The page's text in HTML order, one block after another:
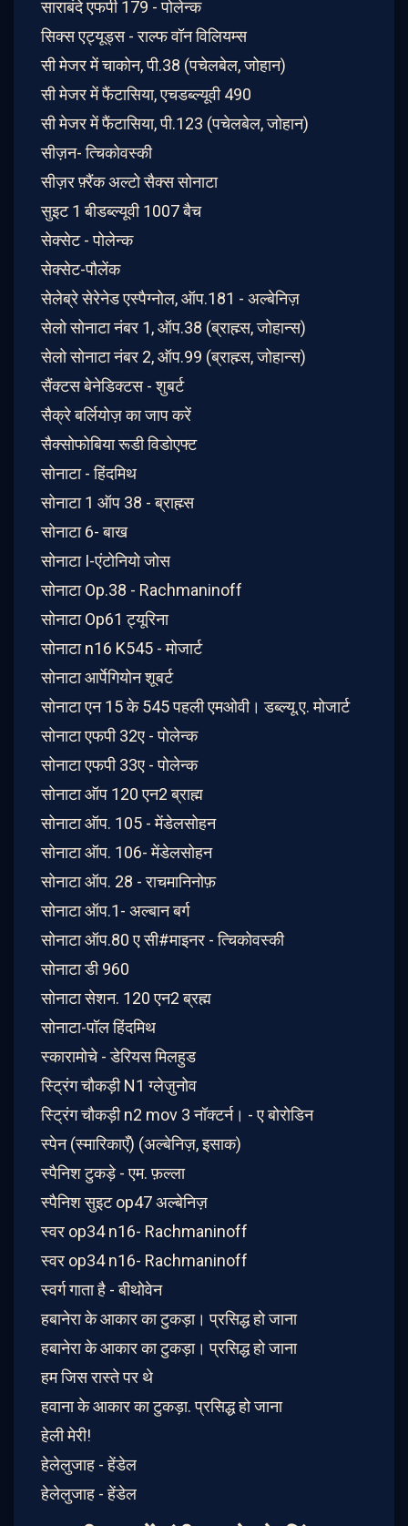
साराबंदे एफपी 179 - पोलेन्क
सिक्स एट्यूड्स - राल्फ वॉन विलियम्स
सी मेजर में चाकोन, पी.38 (पचेलबेल, जोहान)
सी मेजर में फैंटासिया, एचडब्ल्यूवी 490
सी मेजर में फैंटासिया, पी.123 (पचेलबेल, जोहान)
सीज़न- त्चिकोवस्की
सीज़र फ़्रैंक अल्टो सैक्स सोनाटा
सुइट 1 बीडब्ल्यूवी 1007 बैच
सेक्सेट - पोलेन्क
सेक्सेट-पौलेंक
सेलेब्रे सेरेनेड एस्पैग्नोल, ऑप.181 - अल्बेनिज़
सेलो सोनाटा नंबर 1, ऑप.38 (ब्राह्म्स, जोहान्स)
सेलो सोनाटा नंबर 2, ऑप.99 (ब्राह्म्स, जोहान्स)
सैंक्टस बेनेडिक्टस - शुबर्ट
सैक्रे बर्लियोज़ का जाप करें
सैक्सोफोबिया रूडी विडोएफ्ट
सोनाटा - हिंदमिथ
सोनाटा 1 ऑप 38 - ब्राह्म्स
सोनाटा 6- बाख
सोनाटा I-एंटोनियो जोस
सोनाटा Op.38 - Rachmaninoff
सोनाटा Op61 ट्यूरिना
सोनाटा n16 K545 - मोजार्ट
सोनाटा आर्पेगियोन शूबर्ट
सोनाटा एन 15 के 545 पहली एमओवी। डब्ल्यू.ए. मोजार्ट
सोनाटा एफपी 32ए - पोलेन्क
सोनाटा एफपी 33ए - पोलेन्क
सोनाटा ऑप 120 एन2 ब्राह्म
सोनाटा ऑप. 105 - मेंडेलसोहन
सोनाटा ऑप. 106- मेंडेलसोहन
सोनाटा ऑप. 28 - राचमानिनोफ़
सोनाटा ऑप.1- अल्बान बर्ग
सोनाटा ऑप.80 ए सी#माइनर - त्चिकोवस्की
सोनाटा डी 960
सोनाटा सेशन. 120 एन2 ब्रह्म
सोनाटा-पॉल हिंदमिथ
स्कारामोचे - डेरियस मिलहुड
स्ट्रिंग चौकड़ी N1 ग्लेज़ुनोव
स्ट्रिंग चौकड़ी n2 mov 3 नॉक्टर्न। - ए बोरोडिन
स्पेन (स्मारिकाएँ) (अल्बेनिज़, इसाक)
स्पैनिश टुकड़े - एम. ​​फ़ल्ला
स्पैनिश सुइट op47 अल्बेनिज़
स्वर op34 n16- Rachmaninoff
स्वर op34 n16- Rachmaninoff
स्वर्ग गाता है - बीथोवेन
हबानेरा के आकार का टुकड़ा। प्रसिद्ध हो जाना
हबानेरा के आकार का टुकड़ा। प्रसिद्ध हो जाना
हम जिस रास्ते पर थे
हवाना के आकार का टुकड़ा. प्रसिद्ध हो जाना
हेली मेरी!
हेलेलुजाह - हेंडेल
हेलेलुजाह - हेंडेल